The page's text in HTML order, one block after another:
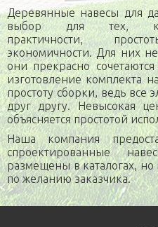
Деревянные навесы для
выбор для тех,
практичности,
экономичности. Для них
они прекрасно
изготовление комплекта
простоту сборки, ведь все
друг другу. Невысокая
объясняется простотой
Наша компания
спроектированные
размещены в каталогах,
по желанию заказчика.